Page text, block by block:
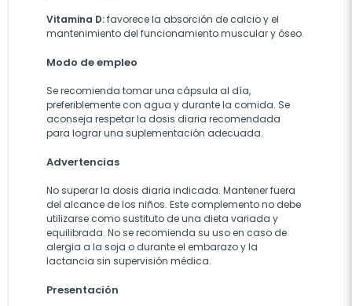
Vitamina D:favorece la absorción de calcio y el
mantenimiento del funcionamiento muscular y óseo.
Modo de empleo
Se recomienda tomar una cápsula al día,
preferiblemente con agua y durante la comida. Se
aconseja respetar la dosis diaria recomendada
para lograr una suplementación adecuada.
Advertencias
No superar la dosis diaria indicada. Mantener fuera
del alcance de los niños. Este complemento no debe
utilizarse como sustituto de una dieta variada y
equilibrada. No se recomienda su uso en caso de
alergia a la soja o durante el embarazo y la
lactancia sin supervisión médica.
Presentación